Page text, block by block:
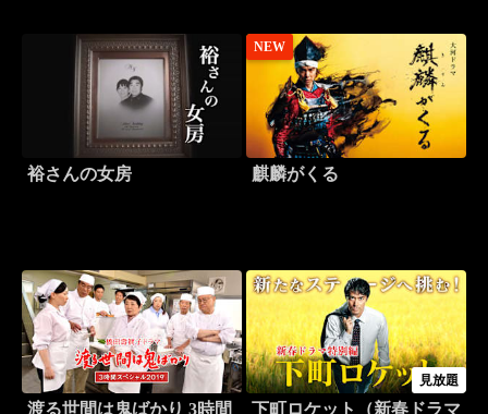
裕さんの女房
NEW
麒麟がくる
渡る世間は鬼ばかり 3時間
見放題
下町ロケット（新春ドラマ